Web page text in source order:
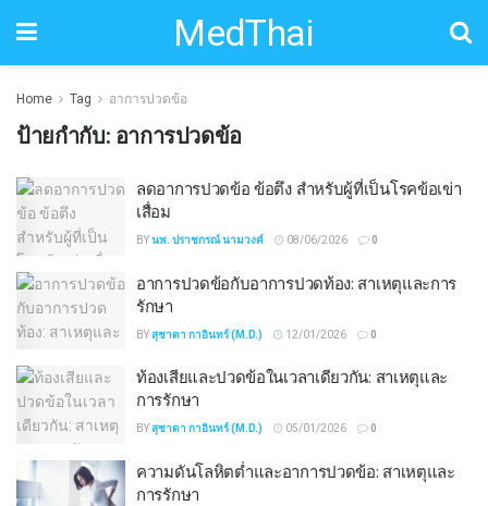
MedThai
Home Tag อาการปวดข้อ
ป้ายกำกับ: อาการปวดข้อ
ลดอาการปวดข้อ ข้อตึง สำหรับผู้ที่เป็นโรคข้อเข่า
เสื่อม
BYนพ. ปราชกรณ์ นามวงค์ 08/06/2026 0
อาการปวดข้อกับอาการปวดท้อง: สาเหตุและการ
รักษา
BYสุชาดา กาอินทร์ (M.D.) 12/01/2026 0
ท้องเสียและปวดข้อในเวลาเดียวกัน: สาเหตุและ
การรักษา
BYสุชาดา กาอินทร์ (M.D.) 05/01/2026 0
ความดันโลหิตต่ำและอาการปวดข้อ: สาเหตุและ
การรักษา